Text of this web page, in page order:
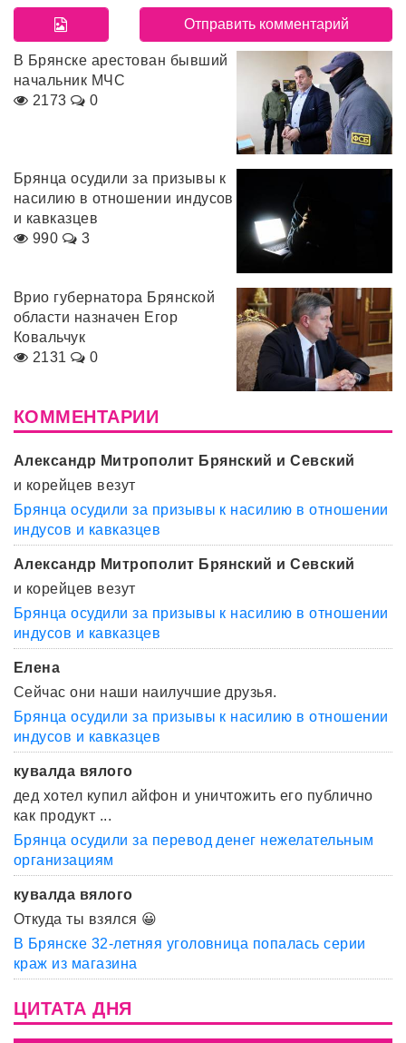
В Брянске арестован бывший
начальник МЧС
2173
0
Брянца осудили за призывы к
насилию в отношении индусов
и кавказцев
990
3
Врио губернатора Брянской
области назначен Егор
Ковальчук
2131
0
КОММЕНТАРИИ
Александр Митрополит Брянский и Севский
и корейцев везут
Брянца осудили за призывы к насилию в отношении
индусов и кавказцев
Александр Митрополит Брянский и Севский
и корейцев везут
Брянца осудили за призывы к насилию в отношении
индусов и кавказцев
Елена
Сейчас они наши наилучшие друзья.
Брянца осудили за призывы к насилию в отношении
индусов и кавказцев
кувалда вялого
дед хотел купил айфон и уничтожить его публично
как продукт ...
Брянца осудили за перевод денег нежелательным
организациям
кувалда вялого
Откуда ты взялся 😀
В Брянске 32-летняя уголовница попалась серии
краж из магазина
ЦИТАТА ДНЯ